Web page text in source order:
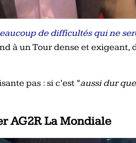
de difficultés qui ne
à un Tour dense et exigeant,
pas : si c’est “aussi dur
AG2R La Mondiale
Le vélo peut-il